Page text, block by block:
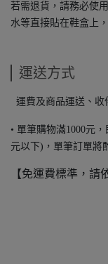
若需退貨，請務必使
水等直接貼在鞋盒上
運送方式
運費及商品運送、收
• 單筆購物滿1000元
元以下)，單筆訂單將
【免運費標準，請